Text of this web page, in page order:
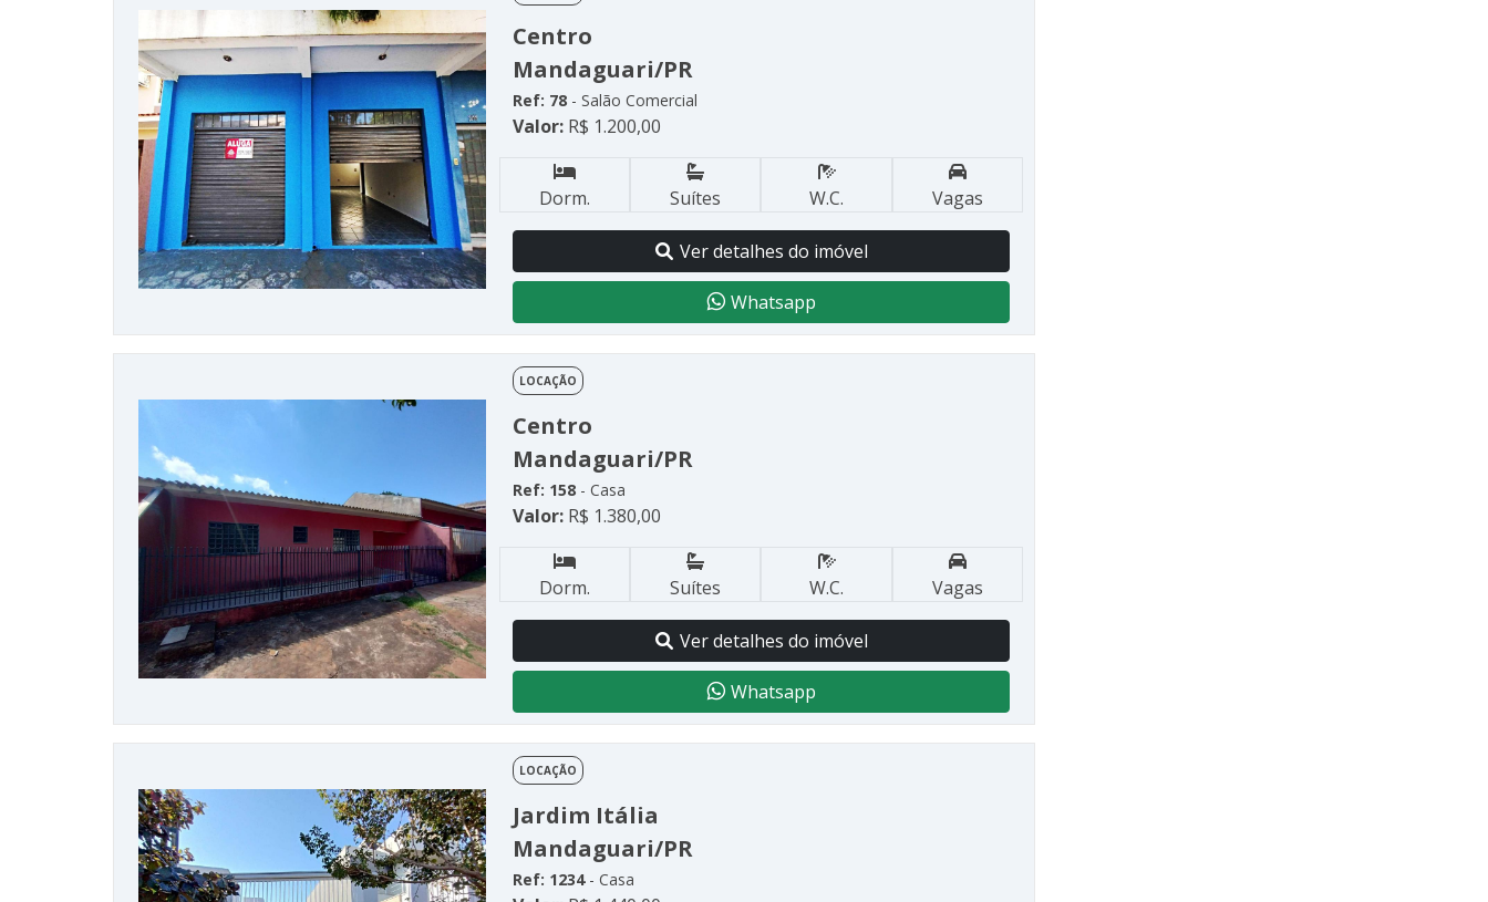
Centro
Mandaguari/PR
Ref: 78- Salão Comercial
Valor:R$ 1.200,00
Dorm. Suítes W.C. Vagas
Ver detalhes do imóvel
Whatsapp
LOCAÇÃO
Centro
Mandaguari/PR
Ref: 158- Casa
Valor:R$ 1.380,00
Dorm. Suítes W.C. Vagas
Ver detalhes do imóvel
Whatsapp
LOCAÇÃO
Jardim Itália
Mandaguari/PR
Ref: 1234- Casa